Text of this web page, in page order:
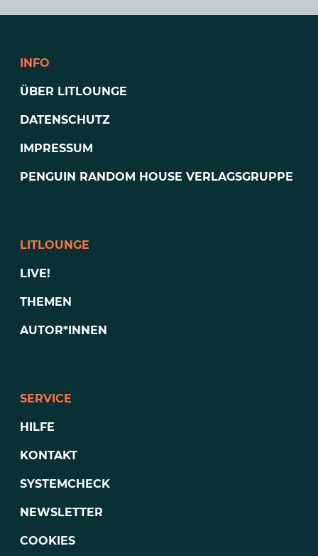
INFO
ÜBER LITLOUNGE
DATENSCHUTZ
IMPRESSUM
PENGUIN RANDOM HOUSE VERLAGSGRUPPE
LITLOUNGE
LIVE!
THEMEN
AUTOR*INNEN
SERVICE
HILFE
KONTAKT
SYSTEMCHECK
NEWSLETTER
COOKIES